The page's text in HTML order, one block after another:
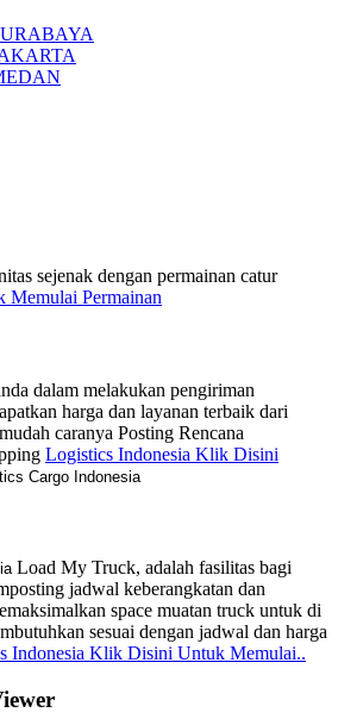
sejenak dengan permainan catur
Permainan
dalam melakukan pengiriman
harga dan layanan terbaik dari
caranya Posting Rencana
Logistics Indonesia Klik Disini
Load My Truck, adalah fasilitas bagi
jadwal keberangkatan dan
space muatan truck untuk di
sesuai dengan jadwal dan harga
Indonesia Klik Disini Untuk Memulai..